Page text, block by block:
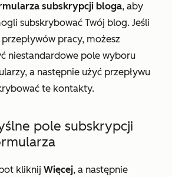
subskrypcji bloga, aby
subskrybować Twój blog. Jeśli
pracy, możesz
niestandardowe pole wyboru
a następnie użyć przepływu
te kontakty.
pole subskrypcji
kliknij Więcej, a następnie